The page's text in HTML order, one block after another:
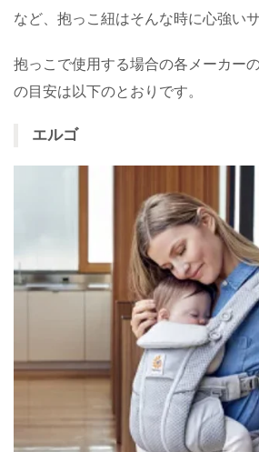
など、抱っこ紐はそんな時に心強い
抱っこで使用する場合の各メーカー
の目安は以下のとおりです。
エルゴ